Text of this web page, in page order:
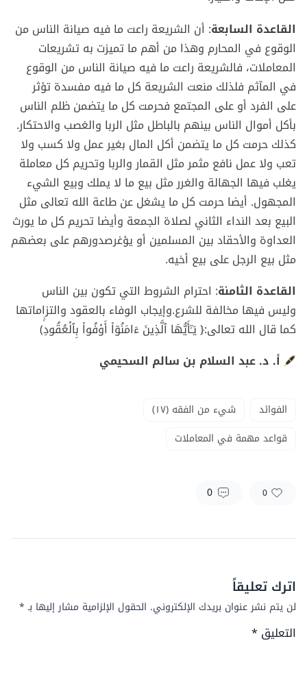
القاعدة السابعة: أن الشريعة راعت ما فيه صيانة الناس من
الوقوع في المحارم وهذا من أهم ما تميزت به تشريعات
المعاملات، فالشريعة راعت ما فيه صيانة الناس من الوقوع
في المآثم فلذلك منعت الشريعة كل ما فيه مفسدة تؤثر
على الفرد أو على المجتمع فحرمت كل ما يتضمن ظلم الناس
بأكل أموال الناس بينهم بالباطل مثل الربا والغصب والاحتكار.
كذلك حرمت كل ما يتضمن أكل المال بغير عمل ولا كسب ولا
تعب ولا عمل نافع مثمر مثل القمار والربا وتحريم كل معاملة
يغلب فيها الجهالة والغرر مثل بيع ما لا يملك وبيع الشيء
المجهول. أيضا حرمت كل ما يشغل عن طاعة الله تعالى مثل
البيع بعد النداء الثاني لصلاة الجمعة وأيضا تحريم كل ما يورث
العداوة والأحقاد بين المسلمين أو يؤغرصدورهم على بعضهم
مثل بيع الرجل على بيع أخيه.
القاعدة الثامنة: احترام الشروط التي تكون بين الناس
وليس فيها مخالفة للشرع.وإيجاب الوفاء بالعقود والتزاماتها
كما قال الله تعالى:{ یَـٰۤأَیُّهَا ٱلَّذِینَ ءَامَنُوۤا۟ أَوۡفُوا۟ بِٱلۡعُقُودِۚ)
أ. د. عبد السلام بن سالم السحيمي
الفوائد
شيء من الفقه (١٧)
قواعد مهمة في المعاملات
0
0
اترك تعليقاً
لن يتم نشر عنوان بريدك الإلكتروني. الحقول الإلزامية مشار إليها بـ*
التعليق *